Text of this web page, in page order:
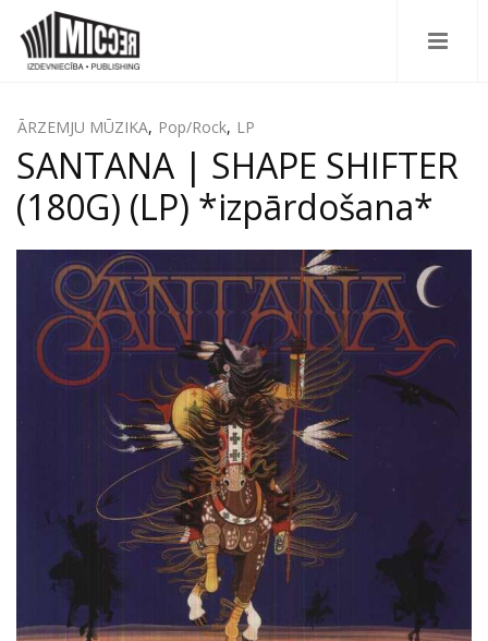
ĀRZEMJU MŪZIKA, Pop/Rock, LP
SANTANA | SHAPE SHIFTER
(180G) (LP) *izpārdošana*